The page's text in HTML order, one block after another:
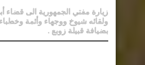
زيارة مفتي الجمهورية الى قضاء
ولقائه شيوخ ووجهاء وأئمة
بضيافة قبيلة زوبع .